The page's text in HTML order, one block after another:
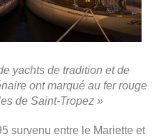
yachts de tradition et de
ont marqué au fer rouge
de Saint-Tropez »
survenu entre le Mariette et